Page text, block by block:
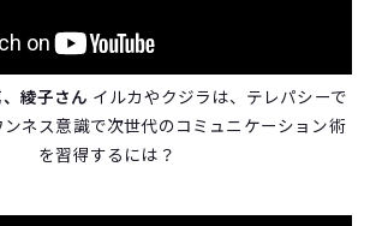
綾子さん イルカやクジラは、テレパシーで
ネス意識で次世代のコミュニケーション術
を習得するには？